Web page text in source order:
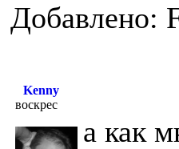
Добавлено:
Kenny
воскрес
а как